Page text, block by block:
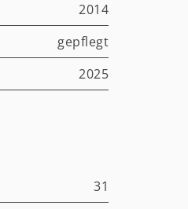
2014
gepflegt
2025
31